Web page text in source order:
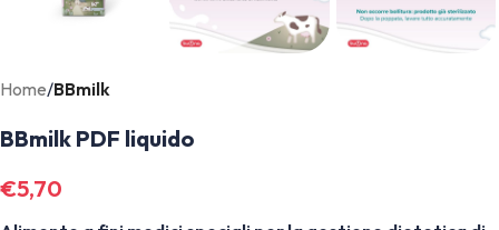
Home BBmilk
BBmilk PDF liquido
€5,70